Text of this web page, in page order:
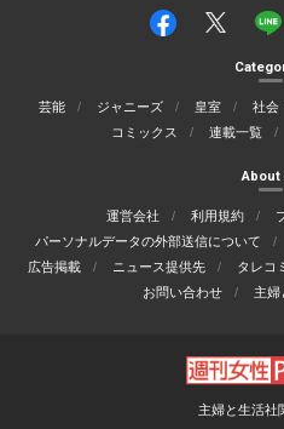
芸能 ジャニーズ 皇室 社会
コミックス
連載一覧
About
運営会社 利用規約
パーソナルデータの外部送信について
広告掲載
ニュース提供先 タレコ
お問い合わせ
主婦
主婦と生活社